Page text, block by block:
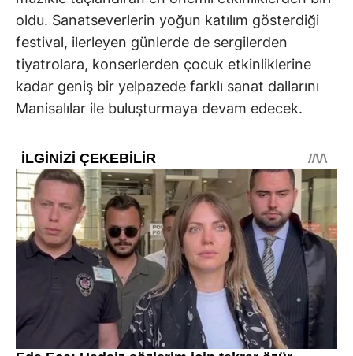
oldu. Sanatseverlerin yoğun katılım gösterdiği
festival, ilerleyen günlerde de sergilerden
tiyatrolara, konserlerden çocuk etkinliklerine
kadar geniş bir yelpazede farklı sanat dallarını
Manisalılar ile buluşturmaya devam edecek.